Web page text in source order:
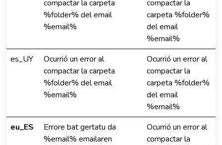
compactar la carpeta
%folder% del email
%email%
compactar la
carpeta %folder%
del email
%email%
es_UY
Ocurrió un error al
compactar la carpeta
%folder% del email
%email%
Ocurrió un error al
compactar la
carpeta %folder%
del email
%email%
eu_ES
Errore bat gertatu da
%email% emailaren
Ocurrió un error al
compactar la